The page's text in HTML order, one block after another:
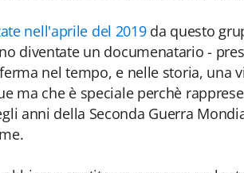
nell'aprile del 2019da questo
diventate un documenatario -
nel tempo, e nelle storia, una
ma che è speciale perchè
anni della Seconda Guerra